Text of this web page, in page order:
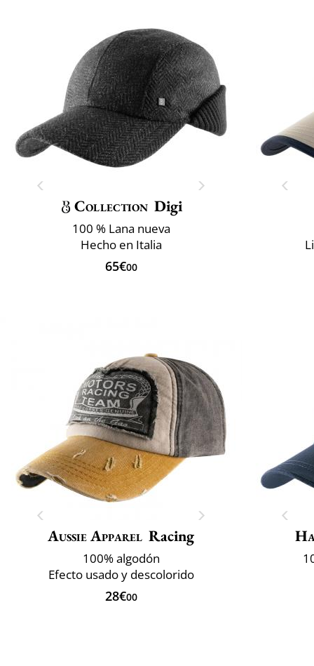
Collection Digi
100 % Lana nueva
Hecho en Italia
65€00
Aussie Apparel Racing
100% algodón
Efecto usado y descolorido
28€00